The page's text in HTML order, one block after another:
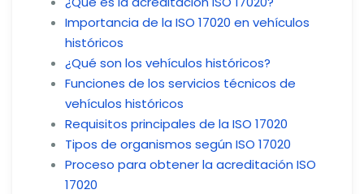
Importancia de la ISO 17020 en vehículos
históricos
¿Qué son los vehículos históricos?
Funciones de los servicios técnicos de
vehículos históricos
Requisitos principales de la ISO 17020
Tipos de organismos según ISO 17020
Proceso para obtener la acreditación ISO
17020